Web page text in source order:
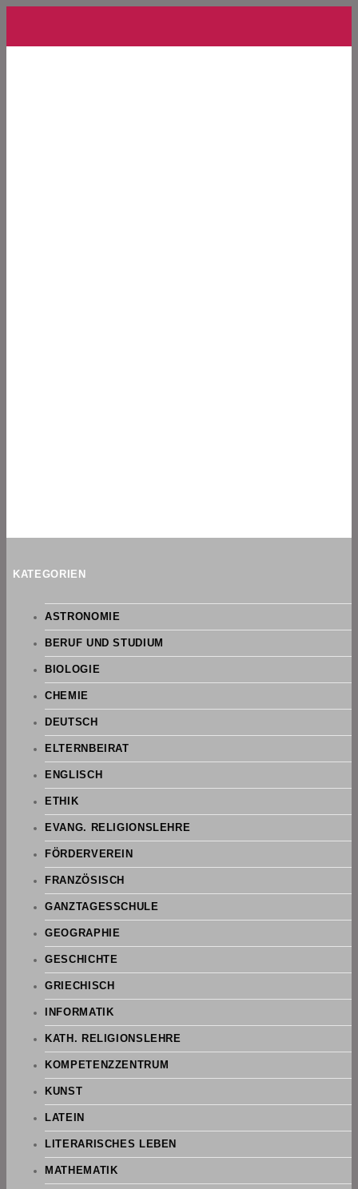
KATEGORIEN
ASTRONOMIE
BERUF UND STUDIUM
BIOLOGIE
CHEMIE
DEUTSCH
ELTERNBEIRAT
ENGLISCH
ETHIK
EVANG. RELIGIONSLEHRE
FÖRDERVEREIN
FRANZÖSISCH
GANZTAGESSCHULE
GEOGRAPHIE
GESCHICHTE
GRIECHISCH
INFORMATIK
KATH. RELIGIONSLEHRE
KOMPETENZZENTRUM
KUNST
LATEIN
LITERARISCHES LEBEN
MATHEMATIK